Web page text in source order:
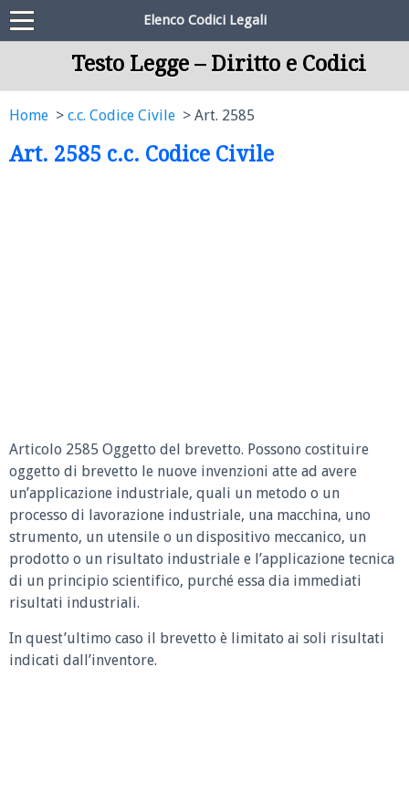
Elenco Codici Legali
Testo Legge – Diritto e Codici
Home c.c. Codice Civile Art. 2585
Art. 2585 c.c. Codice Civile
Articolo 2585 Oggetto del brevetto. Possono costituire
oggetto di brevetto le nuove invenzioni atte ad avere
un’applicazione industriale, quali un metodo o un
processo di lavorazione industriale, una macchina, uno
strumento, un utensile o un dispositivo meccanico, un
prodotto o un risultato industriale e l’applicazione tecnica
di un principio scientifico, purché essa dia immediati
risultati industriali.
In quest’ultimo caso il brevetto è limitato ai soli risultati
indicati dall’inventore.